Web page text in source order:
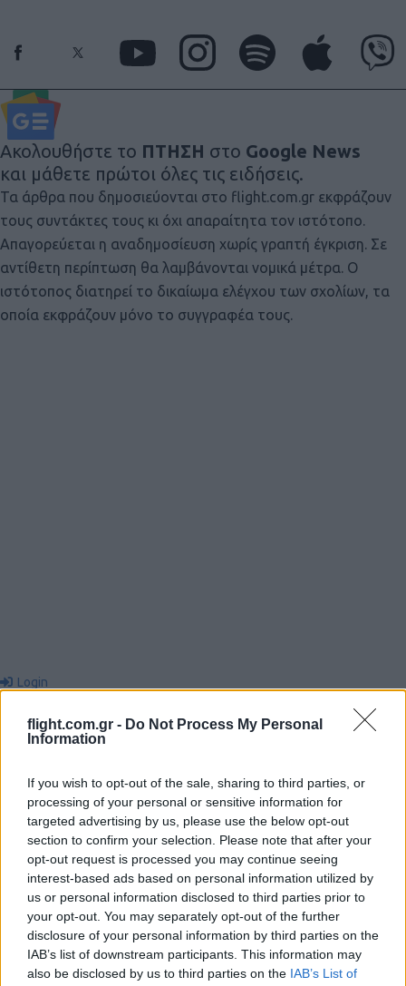
flight.com.gr - Do Not Process My Personal
Information
If you wish to opt-out of the sale, sharing to third parties, or
processing of your personal or sensitive information for
targeted advertising by us, please use the below opt-out
section to confirm your selection. Please note that after your
opt-out request is processed you may continue seeing
interest-based ads based on personal information utilized by
us or personal information disclosed to third parties prior to
your opt-out. You may separately opt-out of the further
disclosure of your personal information by third parties on the
IAB’s list of downstream participants. This information may
also be disclosed by us to third parties on the IAB’s List of
Ροή Ειδήσεων
Ακολουθήστε το ΠΤΗΣΗ στο Google News
και μάθετε πρώτοι όλες τις ειδήσεις.
Τα άρθρα που δημοσιεύονται στο flight.com.gr εκφράζουν
τους συντάκτες τους κι όχι απαραίτητα τον ιστότοπο.
Απαγορεύεται η αναδημοσίευση χωρίς γραπτή έγκριση. Σε
αντίθετη περίπτωση θα λαμβάνονται νομικά μέτρα. Ο
ιστότοπος διατηρεί το δικαίωμα ελέγχου των σχολίων, τα
οποία εκφράζουν μόνο το συγγραφέα τους.
Login
Please login to comment
COMMENTS